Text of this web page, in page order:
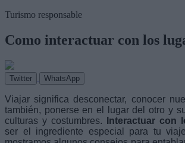
Turismo responsable
Como interactuar con los
Twitter WhatsApp
Viajar significa desconectar, conocer
también, ponerse en el lugar del otro y
culturas y costumbres.
Interactuar con
ser el ingrediente especial para tu